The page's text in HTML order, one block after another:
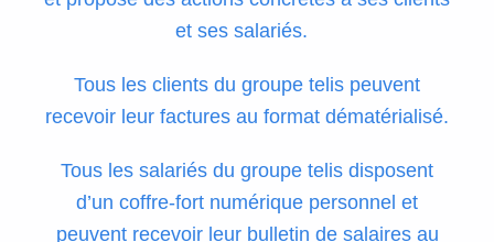
et ses salariés.
Tous les clients du groupe telis peuvent
recevoir leur factures au format dématérialisé.
Tous les salariés du groupe telis disposent
d’un coffre-fort numérique personnel et
peuvent recevoir leur bulletin de salaires au